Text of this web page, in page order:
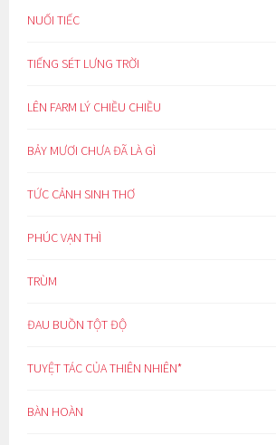
NUỐI TIẾC
TIẾNG SÉT LƯNG TRỜI
LÊN FARM LÝ CHIỀU CHIỀU
BẢY MƯƠI CHƯA ĐÃ LÀ GÌ
TỨC CẢNH SINH THƠ
PHÚC VẠN THÌ
TRÙM
ĐAU BUỒN TỘT ĐỘ
TUYỆT TÁC CỦA THIÊN NHIÊN*
BÀN HOÀN